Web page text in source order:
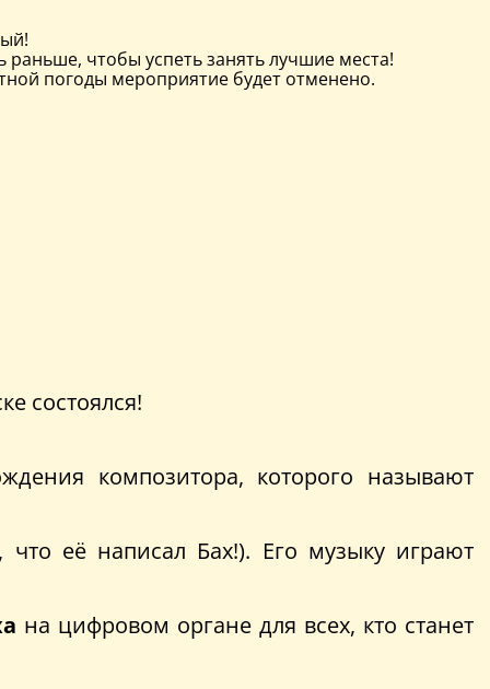
раньше, чтобы успеть занять лучшие места!
погоды мероприятие будет отменено.
состоялся!
композитора, которого называют
её написал Бах!). Его музыку играют
на цифровом органе для всех, кто станет